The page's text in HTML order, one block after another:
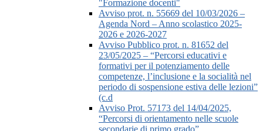
"Formazione docenti"
Avviso prot. n. 55669 del 10/03/2026 –
Agenda Nord – Anno scolastico 2025-
2026 e 2026-2027
Avviso Pubblico prot. n. 81652 del
23/05/2025 – “Percorsi educativi e
formativi per il potenziamento delle
competenze, l’inclusione e la socialità nel
periodo di sospensione estiva delle lezioni”
(c.d
Avviso Prot. 57173 del 14/04/2025,
“Percorsi di orientamento nelle scuole